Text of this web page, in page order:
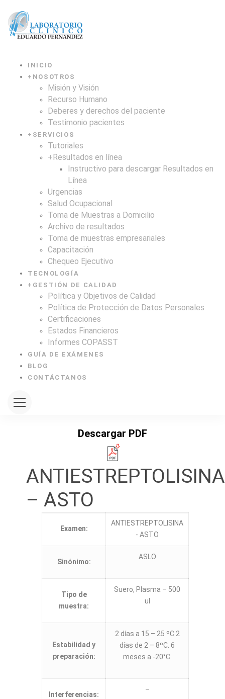
INICIO
+ NOSOTROS
Misión y Visión
Recurso Humano
Deberes y derechos del paciente
Testimonio pacientes
+ SERVICIOS
Tutoriales
+Resultados en línea
Instructivo para descargar Resultados en
Línea
Urgencias
Salud Ocupacional
Toma de Muestras a Domicilio
Archivo de resultados
Toma de muestras empresariales
Capacitación
Chequeo Ejecutivo
TECNOLOGÍA
+ GESTIÓN DE CALIDAD
Política y Objetivos de Calidad
Política de Protección de Datos Personales
Certificaciones
Estados Financieros
Informes COPASST
GUÍA DE EXÁMENES
BLOG
CONTÁCTANOS
Descargar PDF
ANTIESTREPTOLISINA
– ASTO
Examen:
ANTIESTREPTOLISINA
- ASTO
Sinónimo:
ASLO
Tipo de
muestra:
Suero, Plasma – 500
ul
Estabilidad y
preparación:
2 días a 15 – 25 ºC 2
días de 2 – 8ºC. 6
meses a -20°C.
Interferencias:
–